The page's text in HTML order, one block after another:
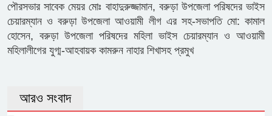
পৌরসভার সাবেক মেয়র মোঃ বাহাদুরুজ্জামান, বরুড়া উপজেলা পরিষদের ভাইস
চেয়ারম্যান ও বরুড়া উপজেলা আওয়ামী লীগ এর সহ-সভাপতি মো: কামাল
হোসেন, বরুড়া উপজেলা পরিষদের মহিলা ভাইস চেয়ারম্যান ও আওয়ামী
মহিলালীগের যুগ্ম-আহবায়ক কামরুন নাহার শিখাসহ প্রমুখ
আরও সংবাদ